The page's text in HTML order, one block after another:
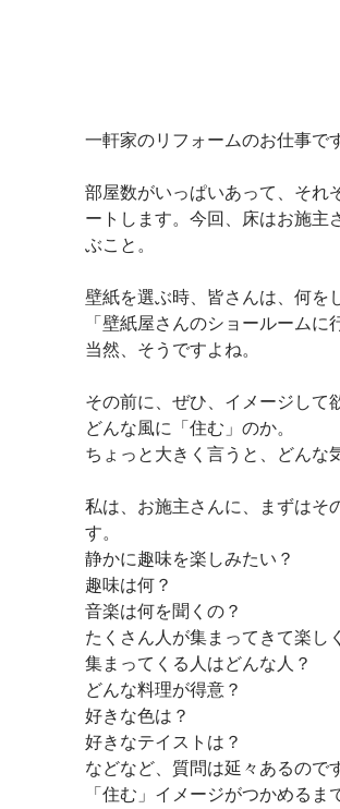
一軒家のリフォームのお仕事で
部屋数がいっぱいあって、それ
ートします。今回、床はお施主
ぶこと。
壁紙を選ぶ時、皆さんは、何を
「壁紙屋さんのショールームに
当然、そうですよね。
その前に、ぜひ、イメージして
どんな風に「住む」のか。
ちょっと大きく言うと、どんな
私は、お施主さんに、まずはそ
す。
静かに趣味を楽しみたい？
趣味は何？
音楽は何を聞くの？
たくさん人が集まってきて楽し
集まってくる人はどんな人？
どんな料理が得意？
好きな色は？
好きなテイストは？
などなど、質問は延々あるので
「住む」イメージがつかめる